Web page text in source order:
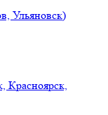
Ульяновск)
Красноярск,